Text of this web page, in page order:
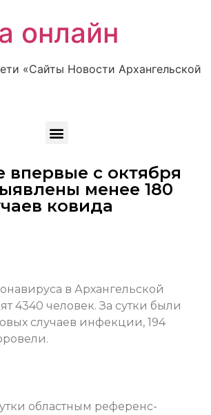
онлайн
«Сайты Новости Архангельской
впервые с октября
менее 180
ковида
в Архангельской
4340 человек. За сутки были
случаев инфекции, 194
областным референс-